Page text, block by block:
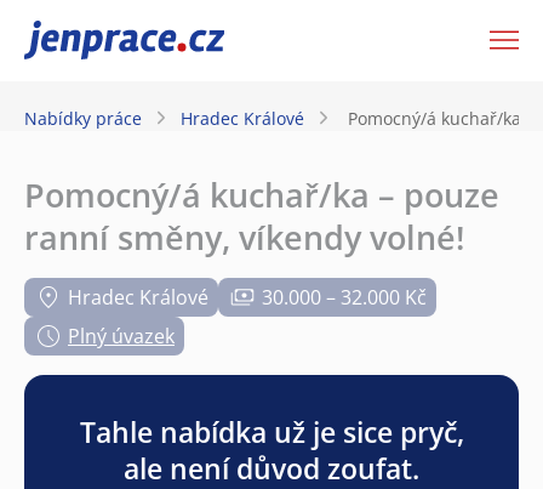
JenPráce.cz
Nabídky práce Hradec Králové Pomocný/á kuchař/ka
Pomocný/á kuchař/ka – pouze
ranní směny, víkendy volné!
Hradec Králové
30.000 – 32.000 Kč
Plný úvazek
Tahle nabídka už je sice pryč,
ale není důvod zoufat.